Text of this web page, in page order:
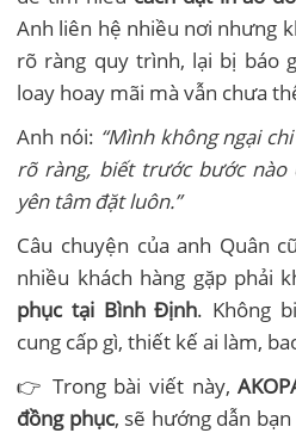
Anh liên hệ nhiều nơi nhưng
rõ ràng quy trình, lại bị báo
loay hoay mãi mà vẫn chưa
Anh nói: “Mình không ngại
rõ ràng, biết trước bước nào
yên tâm đặt luôn.”
Câu chuyện của anh Quân
nhiều khách hàng gặp phải
phục tại Bình Định. Không
cung cấp gì, thiết kế ai làm,
👉 Trong bài viết này,
đồng phục, sẽ hướng dẫn bạn